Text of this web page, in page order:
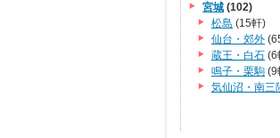
宮城 (102)
松島 (15軒)
仙台・郊外
蔵王・白石 (6
鳴子・栗駒 (9
気仙沼・南三